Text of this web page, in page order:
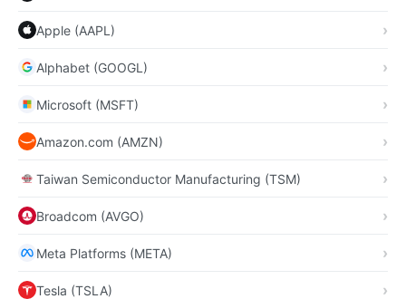
Apple (AAPL)
Alphabet (GOOGL)
Microsoft (MSFT)
Amazon.com (AMZN)
Taiwan Semiconductor Manufacturing (TSM)
Broadcom (AVGO)
Meta Platforms (META)
Tesla (TSLA)